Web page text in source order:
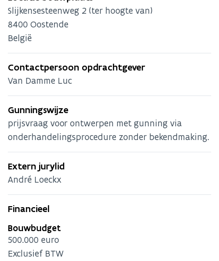
Slijkensesteenweg 2 (ter hoogte van)
8400 Oostende
België
Contactpersoon opdrachtgever
Van Damme Luc
Gunningswijze
prijsvraag voor ontwerpen met gunning via
onderhandelingsprocedure zonder bekendmaking.
Extern jurylid
André Loeckx
Financieel
Bouwbudget
500.000 euro
Exclusief BTW